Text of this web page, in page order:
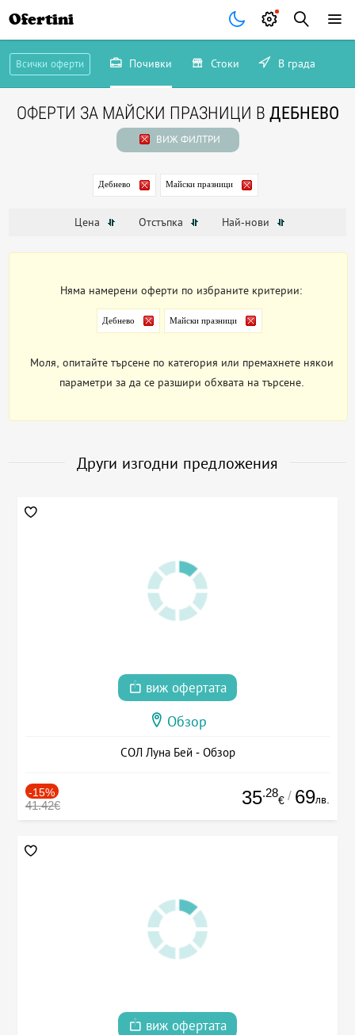
Ofertini
Всички оферти Почивки Стоки В града
ОФЕРТИ ЗА МАЙСКИ ПРАЗНИЦИ В ДЕБНЕВО
ВИЖ ФИЛТРИ
Дебнево Майски празници
Цена Отстъпка Най-нови
Няма намерени оферти по избраните критерии:
Дебнево Майски празници
Моля, опитайте търсене по категория или премахнете някои
параметри за да се разшири обхвата на търсене.
Други изгодни предложения
виж офертата
Обзор
СОЛ Луна Бей - Обзор
-15%
41.42€ 35.28
€ / 69лв.
виж офертата